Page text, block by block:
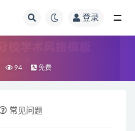
登录
94 免费
常见问题